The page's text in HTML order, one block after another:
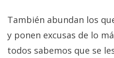
También abundan los
y ponen excusas de lo
todos sabemos que se